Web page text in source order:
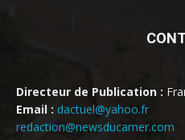
Directeur de Publication :
Email : dactuel@yahoo.fr
redaction@newsducamer.com